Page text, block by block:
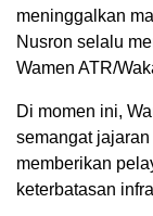
meninggalkan
Nusron selalu
Wamen ATR/
Di momen ini,
semangat
memberikan
keterbatasan